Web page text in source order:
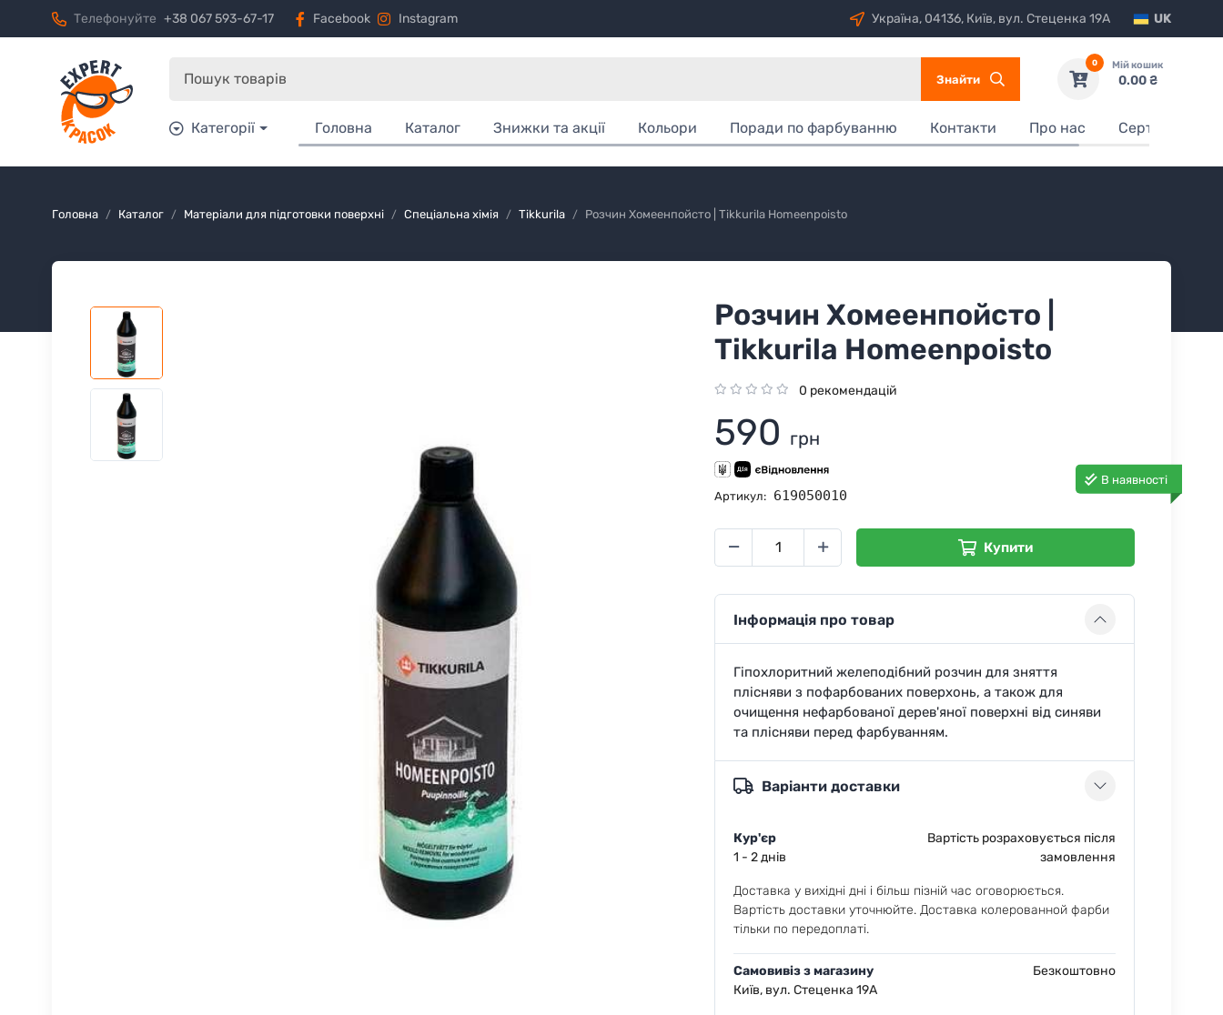
Телефонуйте +38 067 593-67-17 Facebook Instagram Україна, 04136, Київ, вул. Стеценка 19А UK
Знайти
0 Мій кошик
0.00 ₴
Категорії Головна Каталог Знижки та акції Кольори Поради по фарбуванню Контакти Про нас Сертифікати
Головна Каталог Матеріали для підготовки поверхні Спеціальна хімія Tikkurila Розчин Хомеенпойсто | Tikkurila Homeenpoisto
Розчин Хомеенпойсто |
Tikkurila Homeenpoisto
0 рекомендацій
590 грн
Артикул: 619050010
В наявності
Купити
Інформація про товар
Гіпохлоритний желеподібний розчин для зняття
плісняви з пофарбованих поверхонь, а також для
очищення нефарбованої дерев'яної поверхні від синяви
та плісняви перед фарбуванням.
Варіанти доставки
Кур'єр
1 - 2 днів
Вартість розраховується після
замовлення
Доставка у вихідні дні і більш пізній час оговорюється.
Вартість доставки уточнюйте. Доставка колерованной фарби
тільки по передоплаті.
Самовивіз з магазину
Київ, вул. Стеценка 19А
Безкоштовно